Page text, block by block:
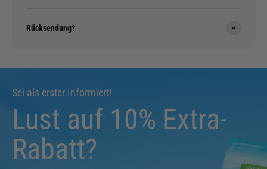
Rücksendung?
Sei als erster Informiert!
Lust auf 10% Extra-
Rabatt?